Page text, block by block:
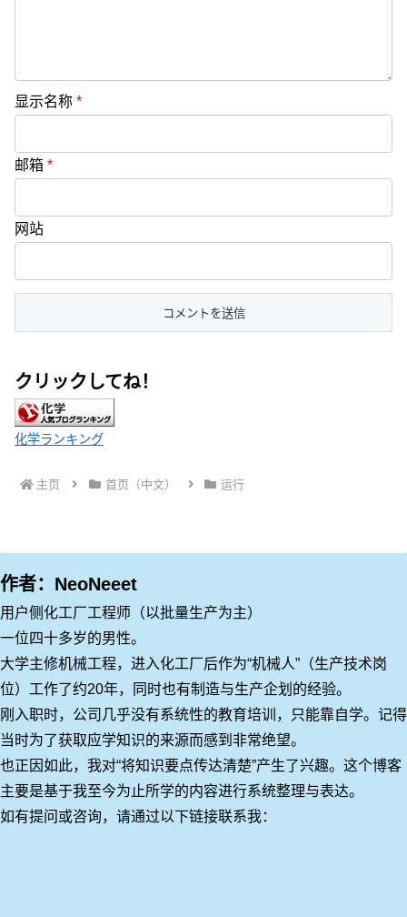
显示名称 *
邮箱 *
网站
クリックしてね！
化学ランキング
主页 首页（中文） 运行
作者：NeoNeeet
用户侧化工厂工程师（以批量生产为主）
一位四十多岁的男性。
大学主修机械工程，进入化工厂后作为“机械人”（生产技术岗
位）工作了约20年，同时也有制造与生产企划的经验。
刚入职时，公司几乎没有系统性的教育培训，只能靠自学。记得
当时为了获取应学知识的来源而感到非常绝望。
也正因如此，我对“将知识要点传达清楚”产生了兴趣。这个博客
主要是基于我至今为止所学的内容进行系统整理与表达。
如有提问或咨询，请通过以下链接联系我：